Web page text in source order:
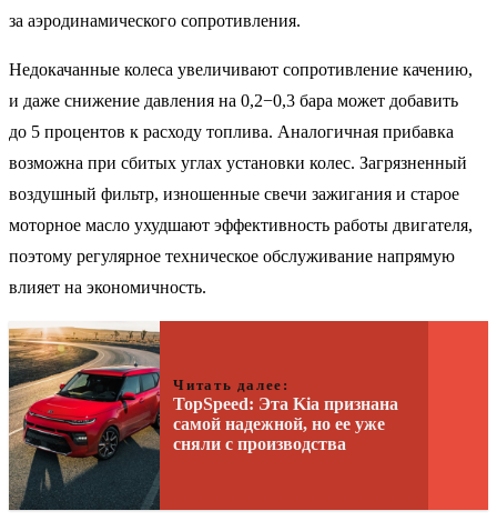
за аэродинамического сопротивления.
Недокачанные колеса увеличивают сопротивление качению,
и даже снижение давления на 0,2−0,3 бара может добавить
до 5 процентов к расходу топлива. Аналогичная прибавка
возможна при сбитых углах установки колес. Загрязненный
воздушный фильтр, изношенные свечи зажигания и старое
моторное масло ухудшают эффективность работы двигателя,
поэтому регулярное техническое обслуживание напрямую
влияет на экономичность.
Читать далее:
TopSpeed: Эта Kia признана
самой надежной, но ее уже
сняли с производства